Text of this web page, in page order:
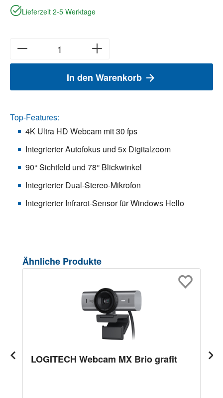
Lieferzeit 2-5 Werktage
In den Warenkorb
Top-Features:
4K Ultra HD Webcam mit 30 fps
Integrierter Autofokus und 5x Digitalzoom
90° Sichtfeld und 78° Blickwinkel
Integrierter Dual-Stereo-Mikrofon
Integrierter Infrarot-Sensor für Windows Hello
Produktgalerie überspringen
Ähnliche Produkte
LOGITECH Webcam MX Brio grafit